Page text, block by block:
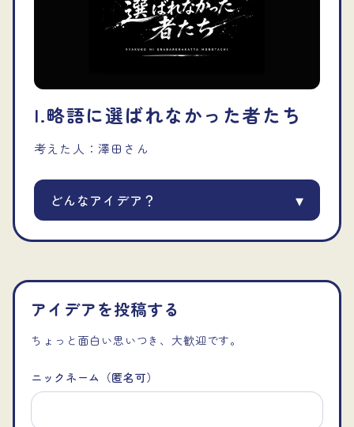
I.略語に選ばれなかった者たち
考えた人： 澤田 さん
どんなアイデア？ ▾
アイデアを投稿する
ちょっと面白い思いつき、大歓迎です。
ニックネーム（匿名可）